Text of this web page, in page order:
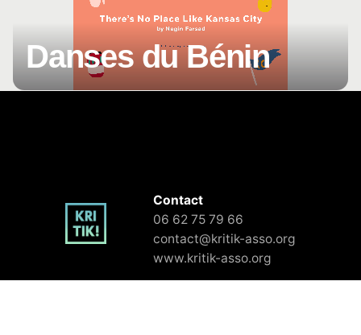
Danses du Bénin
Contact
06 62 75 79 66‬
contact@kritik-asso.org
www.kritik-asso.org